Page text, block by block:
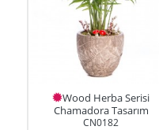
Wood Herba Serisi
Chamadora Tasarım
CN0182